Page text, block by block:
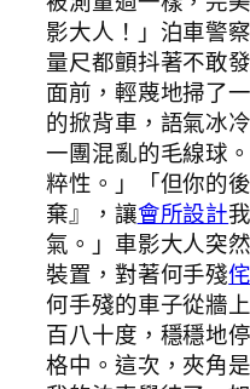
影大人！」泊車警
量尺都顫抖著不敢
面前，輕蔑地掃了
的掀背車，語氣冰
一團混亂的毛線球
粹性。」「但你的
棄』，讓會所設計
氣。」車影大人突
裝置，對著何手殘
何手殘的車子從牆
百八十度，穩穩地
格中。這次，夾角